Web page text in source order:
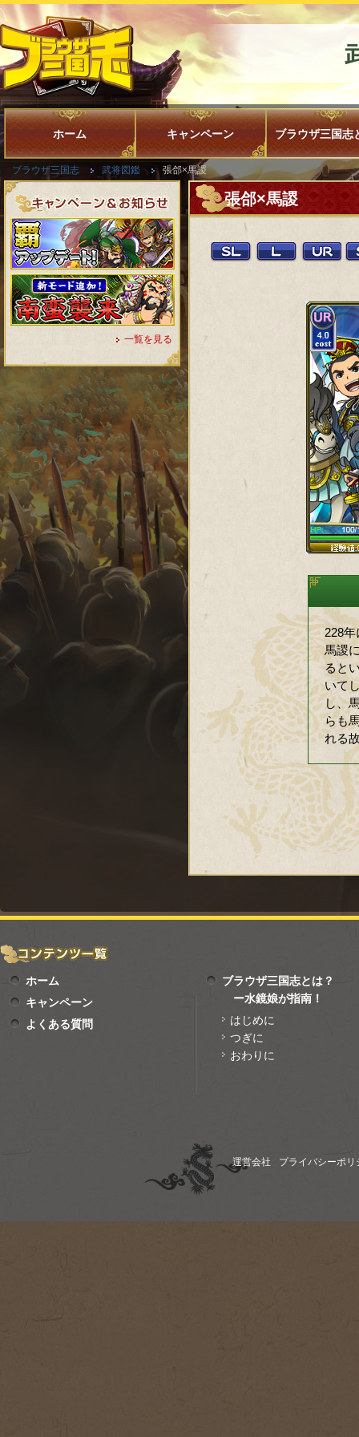
ホーム キャンペーン ブラウザ三国志
ブラウザ三国志 武将図鑑 張郃×馬謖
一覧を見る
張郃×馬謖
228
馬謖
ると
いて
し、
らも
れる
ホーム
キャンペーン
よくある質問
ブラウザ三国志とは？
ー水鏡娘が指南！
はじめに
つぎに
おわりに
運営会社 プライバシーポリ